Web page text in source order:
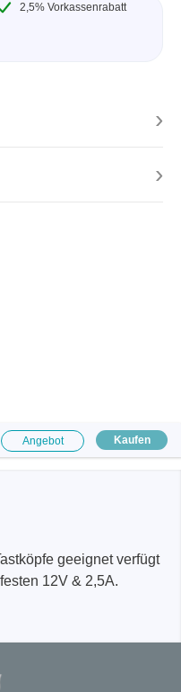
2,5% Vorkassenrabatt
›
›
Angebot Kaufen
geeignet verfügt
12V & 2,5A.